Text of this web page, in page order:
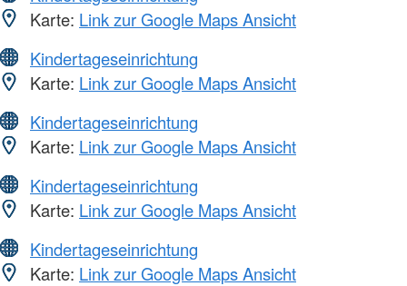
Karte: Link zur Google Maps Ansicht
Kindertageseinrichtung
Karte: Link zur Google Maps Ansicht
Kindertageseinrichtung
Karte: Link zur Google Maps Ansicht
Kindertageseinrichtung
Karte: Link zur Google Maps Ansicht
Kindertageseinrichtung
Karte: Link zur Google Maps Ansicht